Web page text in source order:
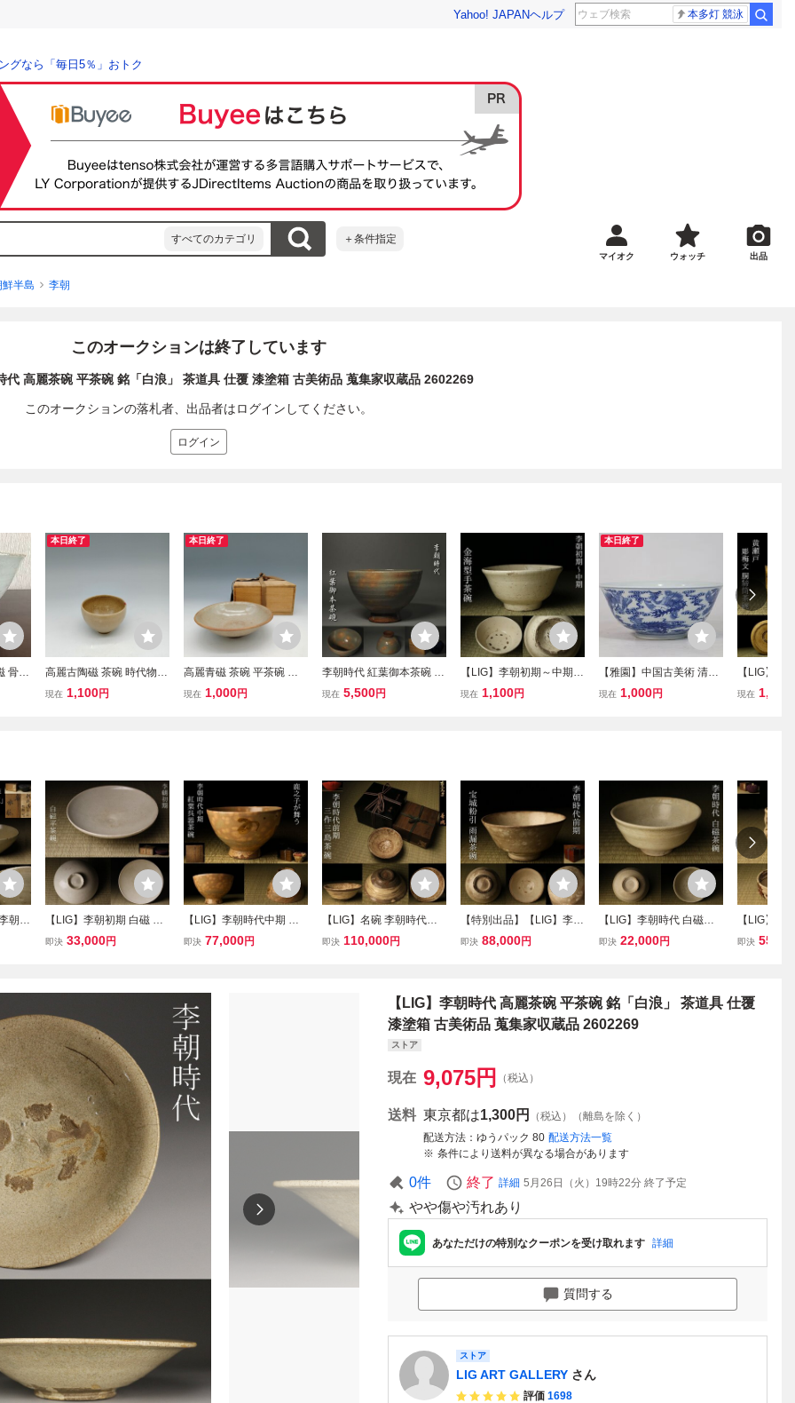
Yahoo! JAPANヘルプ 本多灯 競泳
グなら「毎日5％」おトク
すべてのカテゴリ ＋条件指定
マイオク ウォッチ 出品
半島 李朝
このオークションは終了しています
代 高麗茶碗 平茶碗 銘「白浪」 茶道具 仕覆 漆塗箱 古美術品 蒐集家収蔵品 2602269
このオークションの落札者、出品者はログインしてください。
ログイン
骨董
本日終了
高麗古陶磁 茶碗 時代物
茶道具 骨董品 李朝 在
現在 1,100円
本日終了
高麗青磁 茶碗 平茶碗 木
箱付 時代物 骨董品 茶道
現在 1,000円
李朝時代 紅葉御本茶碗 箱
付き 仕覆付き 古美術品
現在 5,500円
【LIG】李朝初期～中期
金海型手茶碗 高麗茶陶 粉
現在 1,100円
本日終了
【雅園】中国古美術 清時
代 青花 茶碗 茶道具 古玩
現在 1,000円
【LIG】桃
黄瀬戸 彫
現在 1,980
朝初
【LIG】李朝初期 白磁 平
茶碗 時代箱 全羅南道谷城
即決 33,000円
【LIG】李朝時代中期 紅
葉呉器茶碗 時代箱 仕覆付
即決 77,000円
【LIG】名碗 李朝時代前
期 古三島 三作三島茶碗
即決 110,000円
【特別出品】【LIG】李朝
時代前期 宝城粉引 雨漏茶
2605.515
即決 88,000円
【LIG】李朝時代 白磁茶
碗 高麗茶陶 茶道具 茶器
即決 22,000円
【LIG】奔
茶碗に躍る
品
即決
【LIG】李朝時代 高麗茶碗 平茶碗 銘「白浪」 茶道具 仕覆
漆塗箱 古美術品 蒐集家収蔵品 2602269
ストア
現在 9,075円 （税込）
送料 東京都は1,300円
（税込）（離島を除く）
配送方法
ゆうパック 80 配送方法一覧
条件により送料が異なる場合があります
0件 終了 詳細 5月26日（火）19時22分 終了予定
やや傷や汚れあり
あなただけの特別なクーポンを受け取れます 詳細
質問する
ストア
LIG ART GALLERY さん
評価 1698